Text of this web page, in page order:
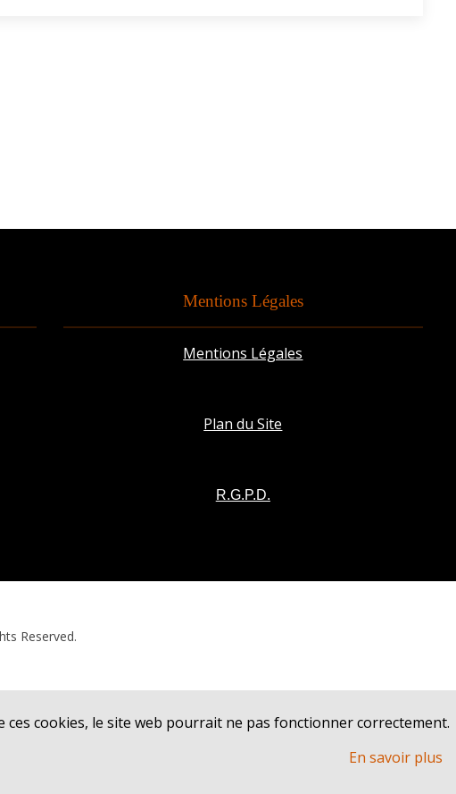
Mentions Légales
Mentions Légales
Plan du Site
R.G.P.D.
Reserved.
cookies, le site web pourrait ne pas fonctionner correctement.
En savoir plus